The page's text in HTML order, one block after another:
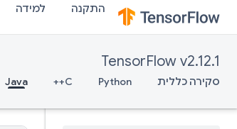
התקנה למידה
TensorFlow v2.12.1
סקירה כללית Python
C++
Java